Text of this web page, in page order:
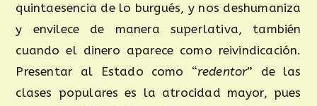
quintaesencia de lo burgués, y nos deshumaniza
y envilece de manera superlativa, también
cuando el dinero aparece como reivindicación.
Presentar al Estado como “redentor” de las
clases populares es la atrocidad mayor, pues